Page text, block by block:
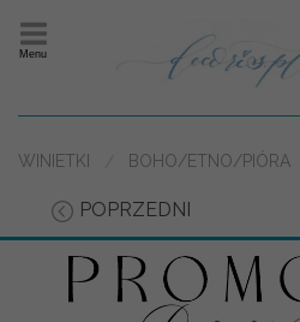
Menu
WINIETKI BOHO/ETNO/PIÓRA
POPRZEDNI